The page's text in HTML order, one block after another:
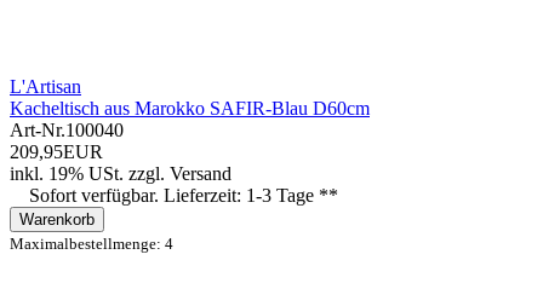
L'Artisan
Kacheltisch aus Marokko SAFIR-Blau D60cm
Art-Nr.100040
209,95EUR
inkl. 19% USt. zzgl. Versand
Sofort verfügbar. Lieferzeit: 1-3 Tage **
Warenkorb
Maximalbestellmenge: 4